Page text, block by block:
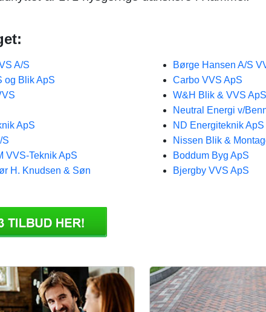
A/S
og Blik ApS
ApS
S
VVS-Teknik ApS
H. Knudsen & Søn
Børge Hansen A/S
Carbo VVS ApS
W&H Blik & VVS ApS
Neutral Energi v/
ND Energiteknik ApS
Nissen Blik &
Boddum Byg ApS
Bjergby VVS ApS